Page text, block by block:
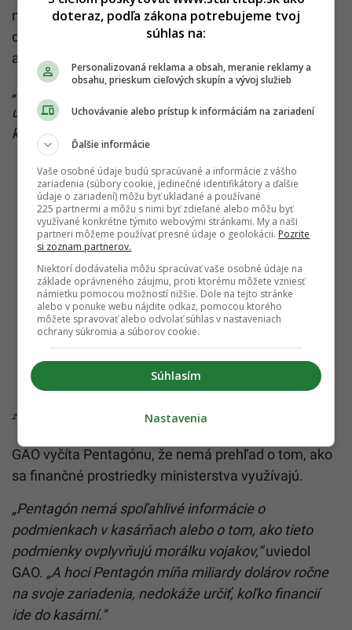
morálku a psychické zdravie. Vyskytujú sa u nich
depresie, panické ataky, užívanie návykových látok,
ale aj myšlienky na samovraždu.
„Napríklad jeden vojak nám povedal o zvýšenej
úzkosti a záchvatoch paniky po tom, čo žil v
kasárňach,“
zdroj: GAO
GAO vyčíta Pentagónu, že nemá prehľad o tom, ako
sa finančné prostriedky ministerstva využívajú.
„Pentagón nemá spoľahlivé informácie o
podmienkach v kasárňach alebo o tom, ako tieto
podmienky ovplyvňujú morálku vojakov,“uviedol
GAO. „A hoci Pentagón míňa miliardy dolárov ročne
na svoje zariadenia, nedokáže určiť, koľko financií
ide do kasární.“
doteraz, podľa zákona potrebujeme tvoj
súhlas na:
Personalizovaná reklama a obsah, meranie reklamy a
obsahu, prieskum cieľových skupín a vývoj služieb
Uchovávanie alebo prístup k informáciám na zariadení
Ďalšie informácie
Vaše osobné údaje budú spracúvané a informácie z vášho
zariadenia (súbory cookie, jedinečné identifikátory a ďalšie
údaje o zariadení) môžu byť ukladané a používané
225 partnermi a môžu s nimi byť zdieľané alebo môžu byť
využívané konkrétne týmito webovými stránkami. My a naši
partneri môžeme používať presné údaje o geolokácii. Pozrite
si zoznam partnerov.
Niektorí dodávatelia môžu spracúvať vaše osobné údaje na
základe oprávneného záujmu, proti ktorému môžete vzniesť
námietku pomocou možností nižšie. Dole na tejto stránke
alebo v ponuke webu nájdite odkaz, pomocou ktorého
môžete spravovať alebo odvolať súhlas v nastaveniach
ochrany súkromia a súborov cookie.
Súhlasím
Nastavenia